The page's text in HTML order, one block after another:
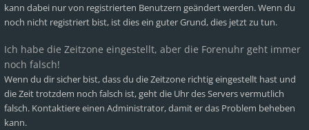
kann dabei nur von registrierten Benutzern geändert werden. Wenn du
noch nicht registriert bist, ist dies ein guter Grund, dies jetzt zu tun.
Ich habe die Zeitzone eingestellt, aber die Forenuhr geht immer
noch falsch!
Wenn du dir sicher bist, dass du die Zeitzone richtig eingestellt hast und
die Zeit trotzdem noch falsch ist, geht die Uhr des Servers vermutlich
falsch. Kontaktiere einen Administrator, damit er das Problem beheben
kann.